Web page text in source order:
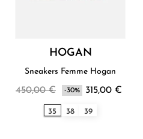
HOGAN
Sneakers Femme Hogan
450,00 € -30% 315,00 €
35 38 39